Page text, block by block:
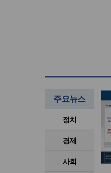
주요뉴스
정치
경제
사회